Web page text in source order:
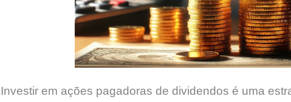
Investir em ações pagadoras de dividendos é uma